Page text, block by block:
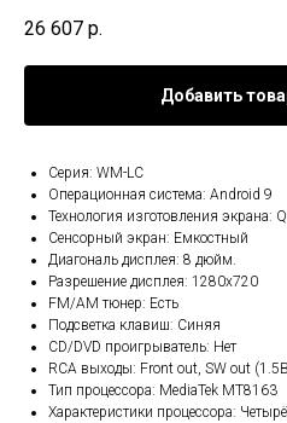
26 607 р.
Добавить
Серия: WM-LC
Операционная система: Android 9
Технология изготовления экрана:
Сенсорный экран: Емкостный
Диагональ дисплея: 8 дюйм.
Разрешение дисплея: 1280x720
FM/AM тюнер: Есть
Подсветка клавиш: Синяя
CD/DVD проигрыватель: Нет
RCA выходы: Front out, SW out
Тип процессора: MediaTek MT8163
Характеристики процессора: